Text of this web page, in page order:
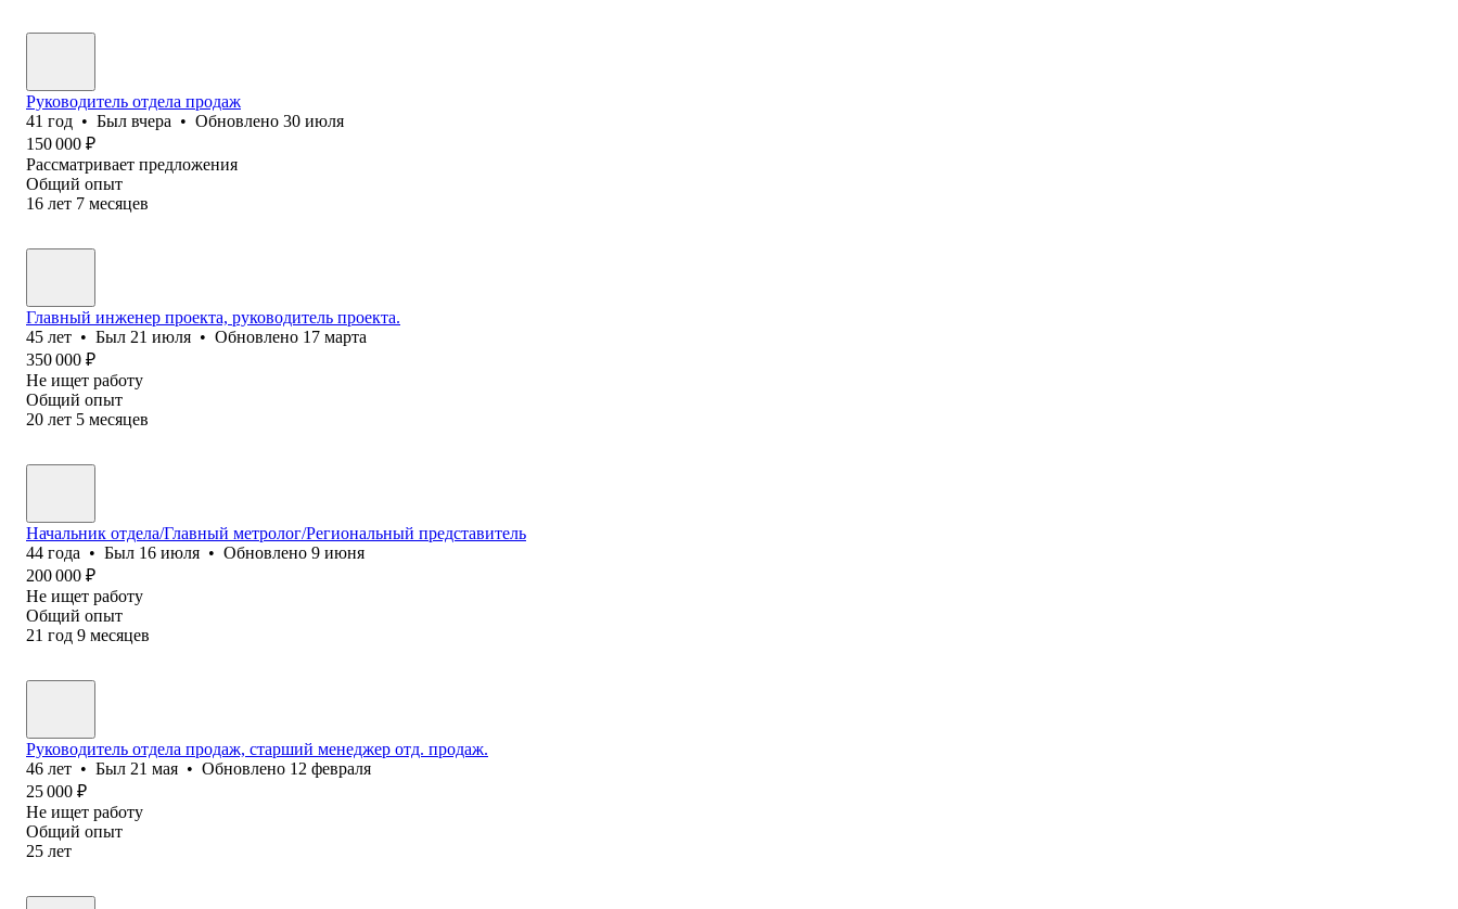
Руководитель отдела продаж
41 год • Был вчера • Обновлено 30 июля
150 000 ₽
Рассматривает предложения
Общий опыт
16 лет 7 месяцев
Главный инженер проекта, руководитель проекта.
45 лет • Был 21 июля • Обновлено 17 марта
350 000 ₽
Не ищет работу
Общий опыт
20 лет 5 месяцев
Начальник отдела/Главный метролог/Региональный представитель
44 года • Был 16 июля • Обновлено 9 июня
200 000 ₽
Не ищет работу
Общий опыт
21 год 9 месяцев
Руководитель отдела продаж, старший менеджер отд. продаж.
46 лет • Был 21 мая • Обновлено 12 февраля
25 000 ₽
Не ищет работу
Общий опыт
25 лет